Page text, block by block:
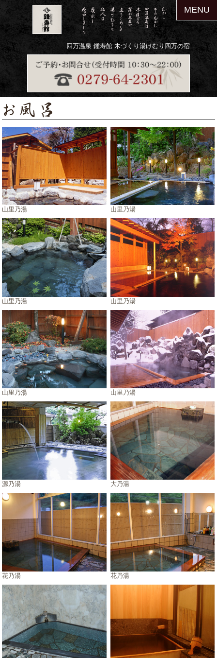
四万温泉 鍾寿館 木づくり湯けむり四万の宿
山里乃湯 山里乃湯
山里乃湯 山里乃湯
山里乃湯 山里乃湯
源乃湯 大乃湯
花乃湯 花乃湯
MENU